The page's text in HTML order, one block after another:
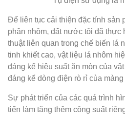
Để liên tục cải thiện đặc tính sản
phân nhôm, đất nước tôi đã thực
thuật liên quan trong chế biến lá
tinh khiết cao, vật liệu lá nhôm
đáng kể hiệu suất ăn mòn của
đáng kể dòng điện rò rỉ của
Sự phát triển của các quá trình
tiến làm tăng thêm công suất